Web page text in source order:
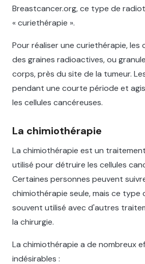
Breastcancer.org, ce type de
« curiethérapie ».
Pour réaliser une curiethérapie, les
des graines radioactives, ou
corps, près du site de la tumeur.
pendant une courte période et
les cellules cancéreuses.
La chimiothérapie
La chimiothérapie est un
utilisé pour détruire les cellules
Certaines personnes peuvent
chimiothérapie seule, mais ce
souvent utilisé avec d'autres
la chirurgie.
La chimiothérapie a de nombreux
indésirables :